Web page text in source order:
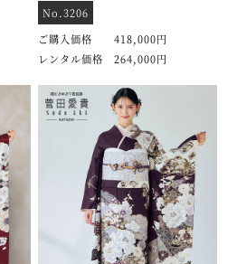
No.3206
ご購入価格 418,000円
レンタル価格 264,000円